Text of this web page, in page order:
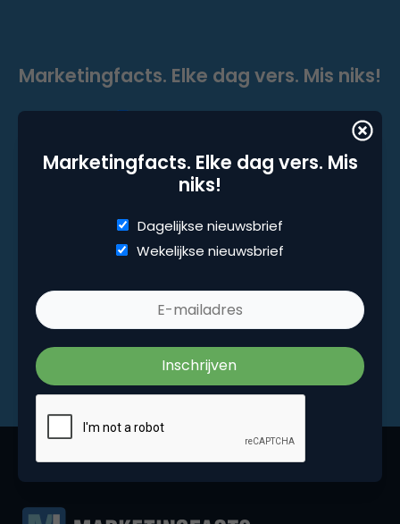
Marketingfacts. Elke dag vers. Mis
niks!
Dagelijkse nieuwsbrief
Wekelijkse nieuwsbrief
Marketingfacts. Elke dag vers. Mis niks!
Dagelijkse nieuwsbrief